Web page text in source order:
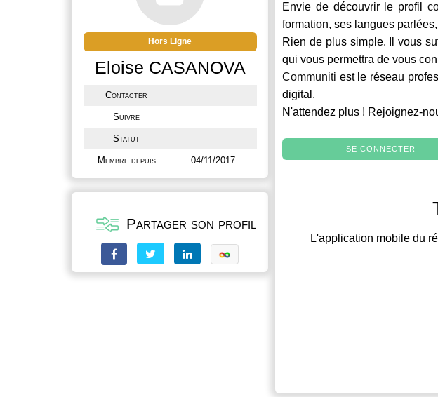
Hors Ligne
Eloise CASANOVA
Contacter
Suivre
Statut
Membre depuis 04/11/2017
Partager son profil
Envie de découvrir le profil
formation, ses langues
Rien de plus simple. Il vous
qui vous permettra de vous
Communiti est le réseau
digital.
N'attendez plus ! Rejoignez-
SE CONNECTER
L'application mobile du